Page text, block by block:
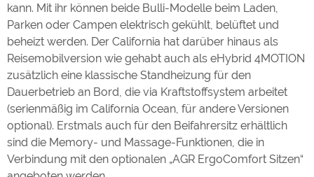
kann. Mit ihr können beide Bulli-Modelle beim Laden,
Parken oder Campen elektrisch gekühlt, belüftet und
beheizt werden. Der California hat darüber hinaus als
Reisemobilversion wie gehabt auch als eHybrid 4MOTION
zusätzlich eine klassische Standheizung für den
Dauerbetrieb an Bord, die via Kraftstoffsystem arbeitet
(serienmäßig im California Ocean, für andere Versionen
optional). Erstmals auch für den Beifahrersitz erhältlich
sind die Memory- und Massage-Funktionen, die in
Verbindung mit den optionalen „AGR ErgoComfort Sitzen“